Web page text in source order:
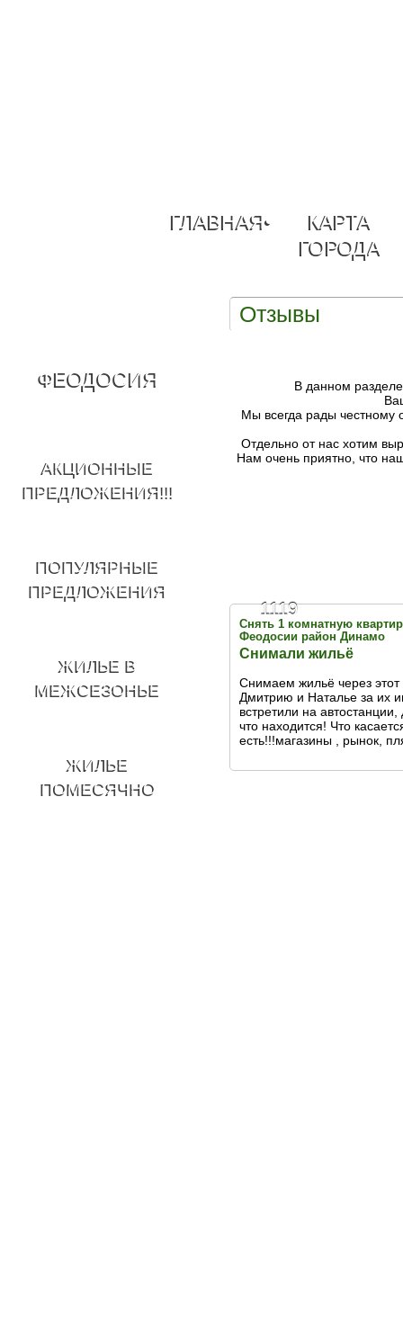
ГЛАВНАЯ•
КАРТА
ГОРОДА
Отзывы
В данном
Мы всегда рады честному
Отдельно от нас хотим
Нам очень приятно, что
1119
Снять 1 комнатную
Феодосии район Динамо
Снимали жильё
Снимаем жильё через этот
Дмитрию и Наталье за их
встретили на
что находится! Что
есть!!!магазины , рынок,
ФЕОДОСИЯ
АКЦИОННЫЕ
ПРЕДЛОЖЕНИЯ!!!
ПОПУЛЯРНЫЕ
ПРЕДЛОЖЕНИЯ
ЖИЛЬЕ В
МЕЖСЕЗОНЬЕ
ЖИЛЬЕ
ПОМЕСЯЧНО